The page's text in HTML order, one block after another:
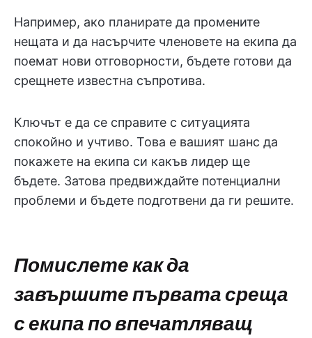
Например, ако планирате да промените
нещата и да насърчите членовете на екипа да
поемат нови отговорности, бъдете готови да
срещнете известна съпротива.
Ключът е да се справите с ситуацията
спокойно и учтиво. Това е вашият шанс да
покажете на екипа си какъв лидер ще
бъдете. Затова предвиждайте потенциални
проблеми и бъдете подготвени да ги решите.
Помислете как да
завършите първата среща
с екипа по впечатляващ